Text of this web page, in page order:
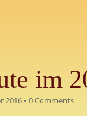
im
2016 • 0 Comments